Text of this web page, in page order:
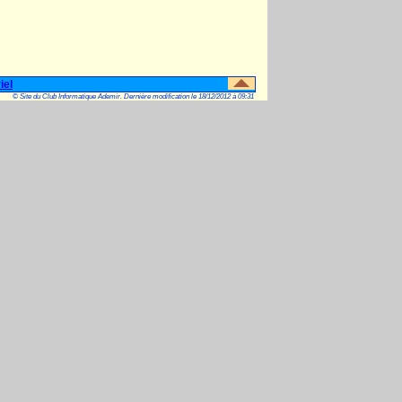
© Site du Club Informatique Ademir. Dernière modification le 18/12/2012 à 09:31